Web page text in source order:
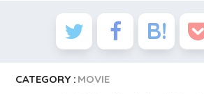
CATEGORY : MOVIE